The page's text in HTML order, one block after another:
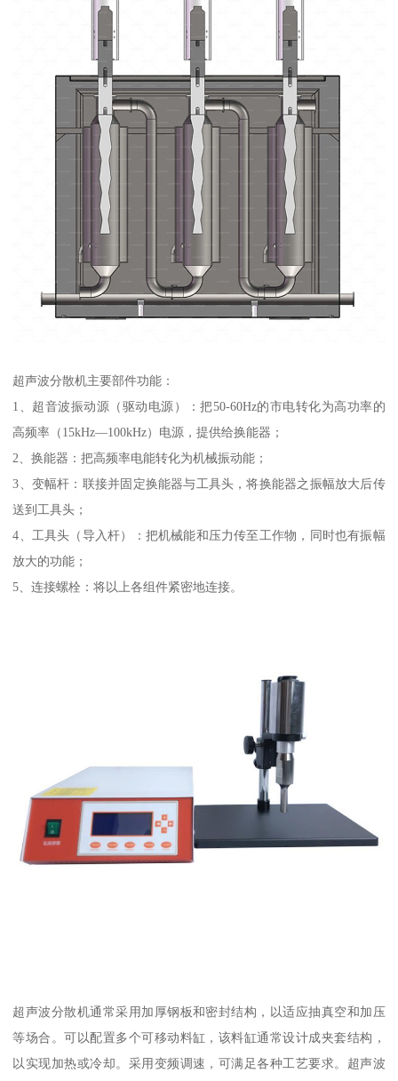
超声波分散机主要部件功能：
1、超音波振动源（驱动电源）：把50-60Hz的市电转化为高功率的
高频率（15kHz—100kHz）电源，提供给换能器；
2、换能器：把高频率电能转化为机械振动能；
3、变幅杆：联接并固定换能器与工具头，将换能器之振幅放大后传
送到工具头；
4、工具头（导入杆）：把机械能和压力传至工作物，同时也有振幅
放大的功能；
5、连接螺栓：将以上各组件紧密地连接。
超声波分散机通常采用加厚钢板和密封结构，以适应抽真空和加压
等场合。可以配置多个可移动料缸，该料缸通常设计成夹套结构，
以实现加热或冷却。采用变频调速，可满足各种工艺要求。超声波